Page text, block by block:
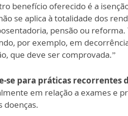
benefício oferecido é a
se aplica à totalidade dos
pensão ou
por exemplo, em
que deve ser comprovada.”
se para práticas recorrentes
em relação a exames e
doenças.